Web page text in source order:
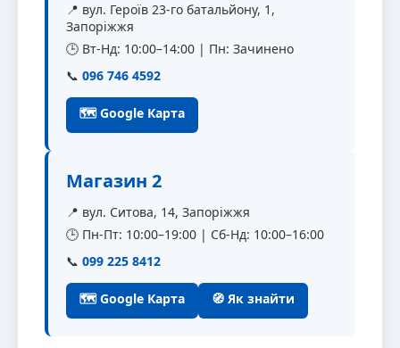
📍 вул. Героїв 23-го батальйону, 1,
Запоріжжя
🕒 Вт-Нд: 10:00–14:00 | Пн: Зачинено
📞 096 746 4592
🗺 Google Карта
Магазин 2
📍 вул. Ситова, 14, Запоріжжя
🕒 Пн-Пт: 10:00–19:00 | Сб-Нд: 10:00–16:00
📞 099 225 8412
🗺 Google Карта 🧭 Як знайти